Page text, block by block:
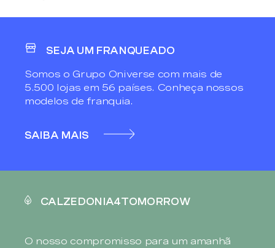
SEJA UM FRANQUEADO
Somos o Grupo Oniverse com mais de
5.500 lojas em 56 países. Conheça nossos
modelos de franquia.
SAIBA MAIS
CALZEDONIA4TOMORROW
O nosso compromisso para um amanhã